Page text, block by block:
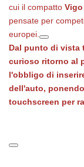
cui il compatto Vigo
pensate per
europei.
Dal punto di vista
curioso ritorno al
l'obbligo di
dell'auto,
touchscreen per